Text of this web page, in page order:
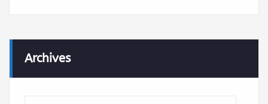
Archives